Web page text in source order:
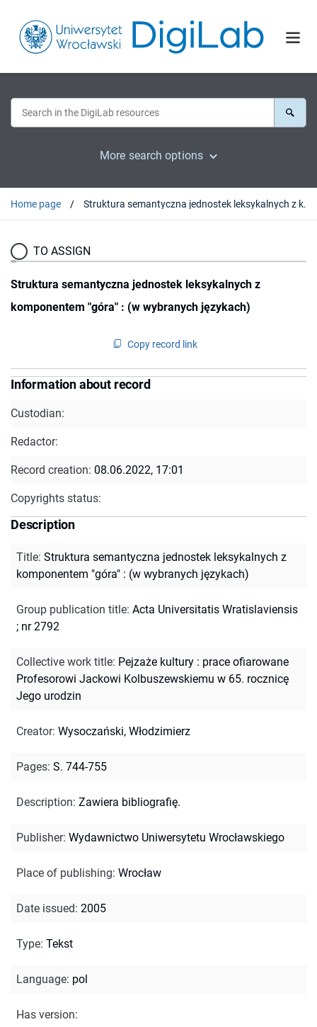
More search options
Home page Struktura semantyczna jednostek leksykalnych z komponentem "góra" : (w wybranych językach)
TO ASSIGN
Struktura semantyczna jednostek leksykalnych z
komponentem "góra" : (w wybranych językach)
Copy record link
Information about record
Custodian:
Redactor:
Record creation: 08.06.2022, 17:01
Copyrights status:
Description
Title: Struktura semantyczna jednostek leksykalnych z
komponentem "góra" : (w wybranych językach)
Group publication title: Acta Universitatis Wratislaviensis
; nr 2792
Collective work title: Pejzaże kultury : prace ofiarowane
Profesorowi Jackowi Kolbuszewskiemu w 65. rocznicę
Jego urodzin
Creator: Wysoczański, Włodzimierz
Pages: S. 744-755
Description: Zawiera bibliografię.
Publisher: Wydawnictwo Uniwersytetu Wrocławskiego
Place of publishing: Wrocław
Date issued: 2005
Type: Tekst
Language: pol
Has version: